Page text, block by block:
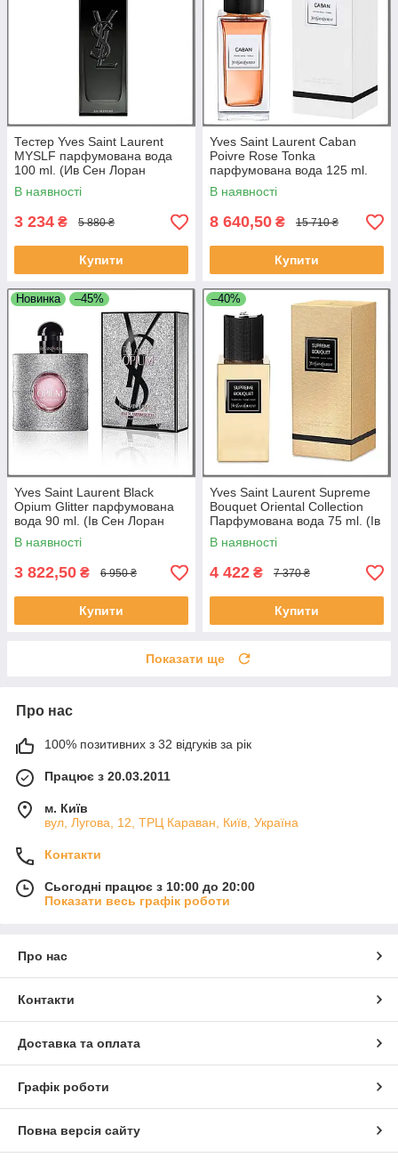
Тестер Yves Saint Laurent
MYSLF парфумована вода
100 ml. (Ив Сен Лоран
МАЙСЭЛФ)
В наявності
3 234 ₴ 5 880 ₴
Купити
Yves Saint Laurent Caban
Poivre Rose Tonka
парфумована вода 125 ml.
(Ів Сен Лоран Кабан Пуавр
Роз Тонка)
В наявності
8 640,50 ₴ 15 710 ₴
Купити
Новинка –45%
Yves Saint Laurent Black
Opium Glitter парфумована
вода 90 ml. (Ів Сен Лоран
Блек Опіум Гліттер)
В наявності
3 822,50 ₴ 6 950 ₴
Купити
–40%
Yves Saint Laurent Supreme
Bouquet Oriental Collection
Парфумована вода 75 ml. (Ів
Cen Лоран Суприм Букет)
В наявності
4 422 ₴ 7 370 ₴
Купити
Показати ще
Про нас
100% позитивних з 32 відгуків за рік
Працює з 20.03.2011
м. Київ
вул, Лугова, 12, ТРЦ Караван, Київ, Україна
Контакти
Сьогодні працює з 10:00 до 20:00
Показати весь графік роботи
Про нас
Контакти
Доставка та оплата
Графік роботи
Повна версія сайту